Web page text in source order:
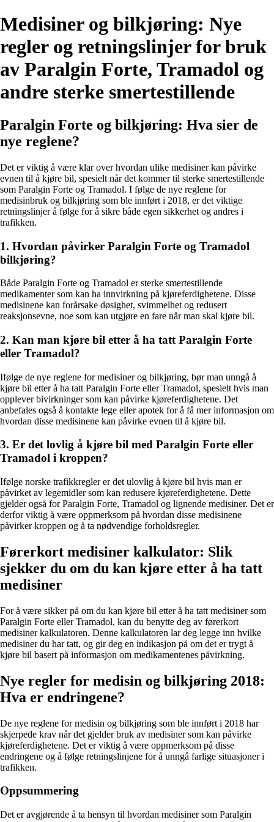
Medisiner og bilkjøring: Nye
regler og retningslinjer for bruk
av Paralgin Forte, Tramadol og
andre sterke smertestillende
Paralgin Forte og bilkjøring: Hva sier de
nye reglene?
Det er viktig å være klar over hvordan ulike medisiner kan påvirke
evnen til å kjøre bil, spesielt når det kommer til sterke smertestillende
som Paralgin Forte og Tramadol. I følge de nye reglene for
medisinbruk og bilkjøring som ble innført i 2018, er det viktige
retningslinjer å følge for å sikre både egen sikkerhet og andres i
trafikken.
1. Hvordan påvirker Paralgin Forte og Tramadol
bilkjøring?
Både Paralgin Forte og Tramadol er sterke smertestillende
medikamenter som kan ha innvirkning på kjøreferdighetene. Disse
medisinene kan forårsake døsighet, svimmelhet og redusert
reaksjonsevne, noe som kan utgjøre en fare når man skal kjøre bil.
2. Kan man kjøre bil etter å ha tatt Paralgin Forte
eller Tramadol?
Ifølge de nye reglene for medisiner og bilkjøring, bør man unngå å
kjøre bil etter å ha tatt Paralgin Forte eller Tramadol, spesielt hvis man
opplever bivirkninger som kan påvirke kjøreferdighetene. Det
anbefales også å kontakte lege eller apotek for å få mer informasjon om
hvordan disse medisinene kan påvirke evnen til å kjøre bil.
3. Er det lovlig å kjøre bil med Paralgin Forte eller
Tramadol i kroppen?
Ifølge norske trafikkregler er det ulovlig å kjøre bil hvis man er
påvirket av legemidler som kan redusere kjøreferdighetene. Dette
gjelder også for Paralgin Forte, Tramadol og lignende medisiner. Det er
derfor viktig å være oppmerksom på hvordan disse medisinene
påvirker kroppen og å ta nødvendige forholdsregler.
Førerkort medisiner kalkulator: Slik
sjekker du om du kan kjøre etter å ha tatt
medisiner
For å være sikker på om du kan kjøre bil etter å ha tatt medisiner som
Paralgin Forte eller Tramadol, kan du benytte deg av førerkort
medisiner kalkulatoren. Denne kalkulatoren lar deg legge inn hvilke
medisiner du har tatt, og gir deg en indikasjon på om det er trygt å
kjøre bil basert på informasjon om medikamentenes påvirkning.
Nye regler for medisin og bilkjøring 2018:
Hva er endringene?
De nye reglene for medisin og bilkjøring som ble innført i 2018 har
skjerpede krav når det gjelder bruk av medisiner som kan påvirke
kjøreferdighetene. Det er viktig å være oppmerksom på disse
endringene og å følge retningslinjene for å unngå farlige situasjoner i
trafikken.
Oppsummering
Det er avgjørende å ta hensyn til hvordan medisiner som Paralgin